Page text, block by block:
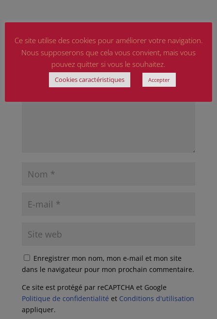
Votre adresse e-mail ne sera pas publiée.
champs obligatoires sont indiqués avec
Enregistrer mon nom, mon e-mail et mon site
dans le navigateur pour mon prochain commentaire.
Ce site est protégé par reCAPTCHA et Google
Politique de confidentialité et Conditions d'utilisation
appliquer.
Ce site utilise des cookies pour améliorer votre navigation.
Nous supposerons que cela vous convient, mais vous
pouvez quitter si vous le souhaitez.
Cookies caractéristiques Accepter